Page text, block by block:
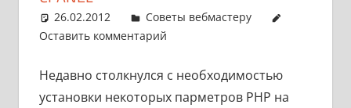
26.02.2012 pike777
Советы вебмастеру
Оставить комментарий
Недавно столкнулся с необходимостью
установки некоторых парметров PHP на